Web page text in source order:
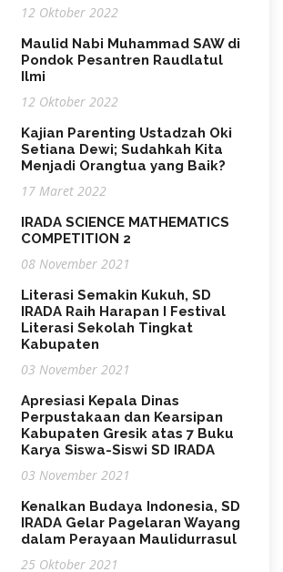
12 Oktober 2022
Maulid Nabi Muhammad SAW di
Pondok Pesantren Raudlatul
Ilmi
12 Oktober 2022
Kajian Parenting Ustadzah Oki
Setiana Dewi; Sudahkah Kita
Menjadi Orangtua yang Baik?
17 Maret 2022
IRADA SCIENCE MATHEMATICS
COMPETITION 2
08 November 2021
Literasi Semakin Kukuh, SD
IRADA Raih Harapan I Festival
Literasi Sekolah Tingkat
Kabupaten
03 November 2021
Apresiasi Kepala Dinas
Perpustakaan dan Kearsipan
Kabupaten Gresik atas 7 Buku
Karya Siswa-Siswi SD IRADA
03 November 2021
Kenalkan Budaya Indonesia, SD
IRADA Gelar Pagelaran Wayang
dalam Perayaan Maulidurrasul
25 Oktober 2021